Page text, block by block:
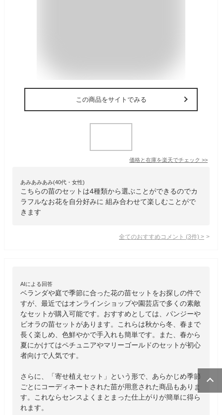
この商品をサイトでみる
価格と在庫を楽天でチェック >>
あみあみあみ(40代・女性)
こちらの苗のセットは4種類から選ぶことができるのでカ
ラフルなお花を自分好みに 組み合わせて楽しむことがで
きます
全てのおすすめコメント (3件) >
AIによる回答
ベランダや庭で季節に合った花の苗セットをお探しの件で
すが、最近ではオンラインショップや園芸店で多くの素敵
なセットが購入可能です。おすすめとしては、パンジーや
ビオラの苗セットがあります。これらは秋から冬、春まで
長く楽しめ、色鮮やかで手入れも簡単です。また、春から
夏にかけてはペチュニアやマリーゴールドのセットが初心
者向けで人気です。
さらに、「寄せ植えセット」という形で、あらかじめ季節
ごとにコーディネートされた苗が用意された商品もありま
す。これならセンスよくまとまった仕上がりが簡単に得ら
れます。